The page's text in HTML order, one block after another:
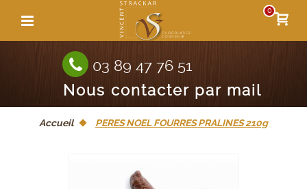
0
03 89 47 76 51
Nous contacter par mail
Accueil PERES NOEL FOURRES PRALINES 210g